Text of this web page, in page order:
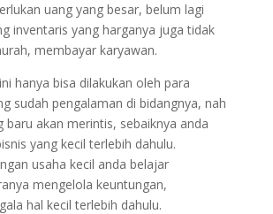
uang yang besar, belum lagi
inventaris yang harganya juga tidak
membayar karyawan.
hanya bisa dilakukan oleh para
sudah pengalaman di bidangnya, nah
baru akan merintis, sebaiknya anda
yang kecil terlebih dahulu.
usaha kecil anda belajar
mengelola keuntungan,
hal kecil terlebih dahulu.